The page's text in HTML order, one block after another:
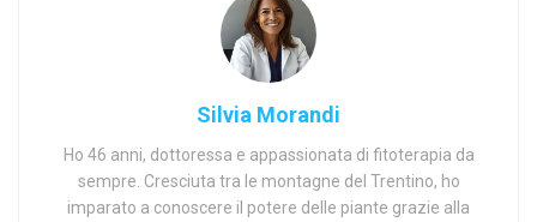
Silvia Morandi
Ho 46 anni, dottoressa e appassionata di fitoterapia da
sempre. Cresciuta tra le montagne del Trentino, ho
imparato a conoscere il potere delle piante grazie alla